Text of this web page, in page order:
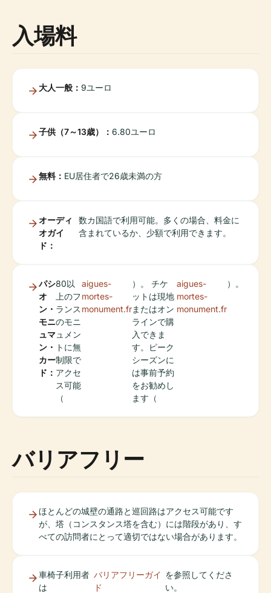
入場料
大人一般： 9ユーロ
子供（7～13歳）： 6.80ユーロ
無料： EU居住者で26歳未満の方
オーディ
オガイ
ド：
数カ国語で利用可能。多くの場合、料金に
含まれているか、少額で利用できます。
パシ
オ
ン・
モニ
ュマ
ン・
カー
ド：
80以
上のフ
ランス
のモニ
ュメン
トに無
制限で
アクセ
ス可能
（
aigues-
mortes-
monument.fr
）。 チケ
ットは現地
またはオン
ラインで購
入できま
す。ピーク
シーズンに
は事前予約
をお勧めし
ます（
aigues-
mortes-
monument.fr
）。
バリアフリー
ほとんどの城壁の通路と巡回路はアクセス可能です
が、塔（コンスタンス塔を含む）には階段があり、す
べての訪問者にとって適切ではない場合があります。
車椅子利用者
は
バリアフリーガイ
ド
を参照してくださ
い。